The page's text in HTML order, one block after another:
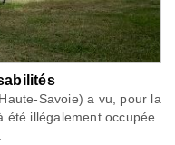
Savoie) a vu, pour la
été illégalement occupée